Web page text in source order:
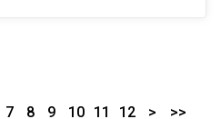
7 8 9 10 11 12 > >>